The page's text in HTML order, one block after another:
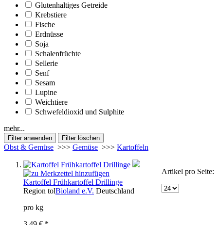
Glutenhaltiges Getreide
Krebstiere
Fische
Erdnüsse
Soja
Schalenfrüchte
Sellerie
Senf
Sesam
Lupine
Weichtiere
Schwefeldioxid und Sulphite
mehr...
Obst & Gemüse >>> Gemüse >>> Kartoffeln
Artikel pro Seite:
Kartoffel Frühkartoffel Drillinge
Region tolBioland e.V. Deutschland
pro kg